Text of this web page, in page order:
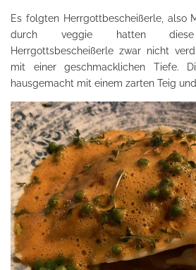
Es folgten Herrgottbescheißerle, also
durch veggie hatten
Herrgottsbescheißerle zwar nicht
mit einer geschmacklichen Tiefe.
hausgemacht mit einem zarten Teig